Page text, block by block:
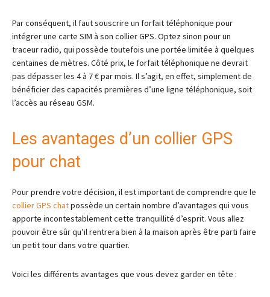
Par conséquent, il faut souscrire un forfait téléphonique pour
intégrer une carte SIM à son collier GPS. Optez sinon pour un
traceur radio, qui possède toutefois une portée limitée à quelques
centaines de mètres. Côté prix, le forfait téléphonique ne devrait
pas dépasser les 4 à 7 € par mois. Il s’agit, en effet, simplement de
bénéficier des capacités premières d’une ligne téléphonique, soit
l’accès au réseau GSM.
Les avantages d’un collier GPS
pour chat
Pour prendre votre décision, il est important de comprendre que le
collier GPS chatpossède un certain nombre d’avantages qui vous
apporte incontestablement cette tranquillité d’esprit. Vous allez
pouvoir être sûr qu’il rentrera bien à la maison après être parti faire
un petit tour dans votre quartier.
Voici les différents avantages que vous devez garder en tête :